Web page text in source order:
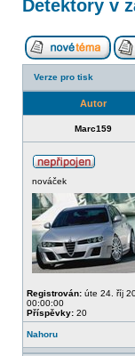
Detektory v
Verze pro tisk
Autor
Marc159
nováček
Registrován: úte 24. říj
00:00:00
Příspěvky: 20
Nahoru